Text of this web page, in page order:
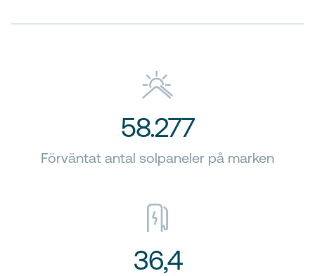
58.277
Förväntat antal solpaneler på marken
36,4